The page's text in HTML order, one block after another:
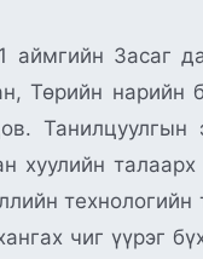
Засаг
Төрийн нарийн
технологийн
чиг үүрэг